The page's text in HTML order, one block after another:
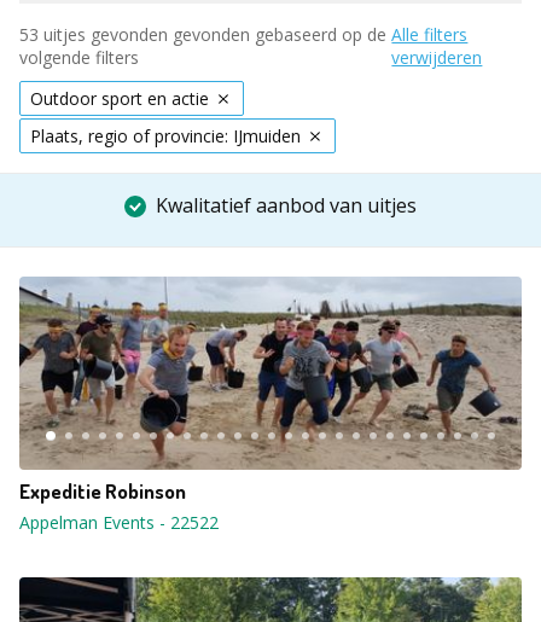
53 uitjes gevonden gevonden gebaseerd op de
volgende filters
Alle filters
verwijderen
Outdoor sport en actie
Plaats, regio of provincie: IJmuiden
Kwalitatief aanbod van uitjes
Expeditie Robinson
Appelman Events - 22522